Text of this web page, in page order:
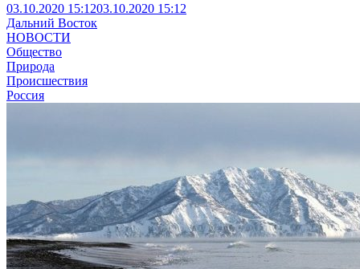
03.10.2020 15:1203.10.2020 15:12
Дальний Восток
НОВОСТИ
Общество
Природа
Происшествия
Россия